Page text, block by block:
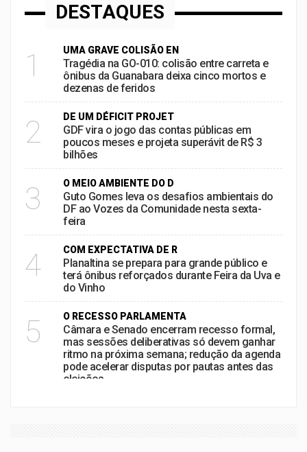
DESTAQUES
1 UMA GRAVE COLISÃO EN
Tragédia na GO-010: colisão entre carreta e
ônibus da Guanabara deixa cinco mortos e
dezenas de feridos
2 DE UM DÉFICIT PROJET
GDF vira o jogo das contas públicas em
poucos meses e projeta superávit de R$ 3
bilhões
3 O MEIO AMBIENTE DO D
Guto Gomes leva os desafios ambientais do
DF ao Vozes da Comunidade nesta sexta-
feira
4 COM EXPECTATIVA DE R
Planaltina se prepara para grande público e
terá ônibus reforçados durante Feira da Uva e
do Vinho
5 O RECESSO PARLAMENTA
Câmara e Senado encerram recesso formal,
mas sessões deliberativas só devem ganhar
ritmo na próxima semana; redução da agenda
pode acelerar disputas por pautas antes das
eleições